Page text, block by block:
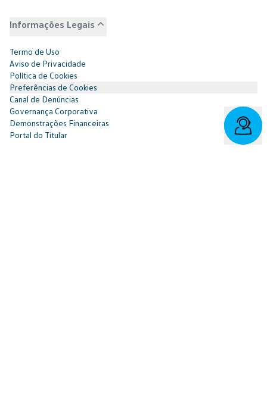
Informações Legais
Termo de Uso
Aviso de Privacidade
Política de Cookies
Preferências de Cookies
Canal de Denúncias
Governança Corporativa
Demonstrações Financeiras
Portal do Titular